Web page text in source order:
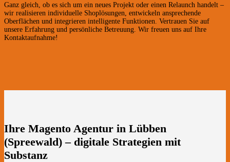
Ganz gleich, ob es sich um ein neues Projekt oder einen Relaunch handelt –
wir realisieren individuelle Shoplösungen, entwickeln ansprechende
Oberflächen und integrieren intelligente Funktionen. Vertrauen Sie auf
unsere Erfahrung und persönliche Betreuung. Wir freuen uns auf Ihre
Kontaktaufnahme!
Ihre Magento Agentur in Lübben
(Spreewald) – digitale Strategien mit
Substanz